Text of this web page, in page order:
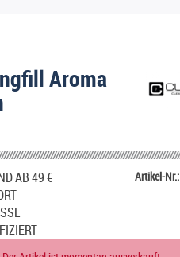
Aroma
AB 49 €
Artikel-Nr.: